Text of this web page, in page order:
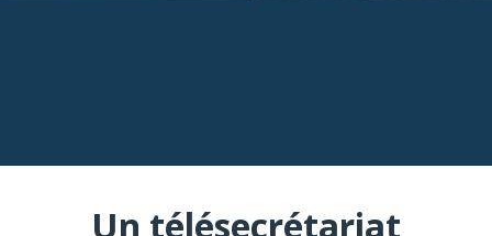
Un télésecrétariat